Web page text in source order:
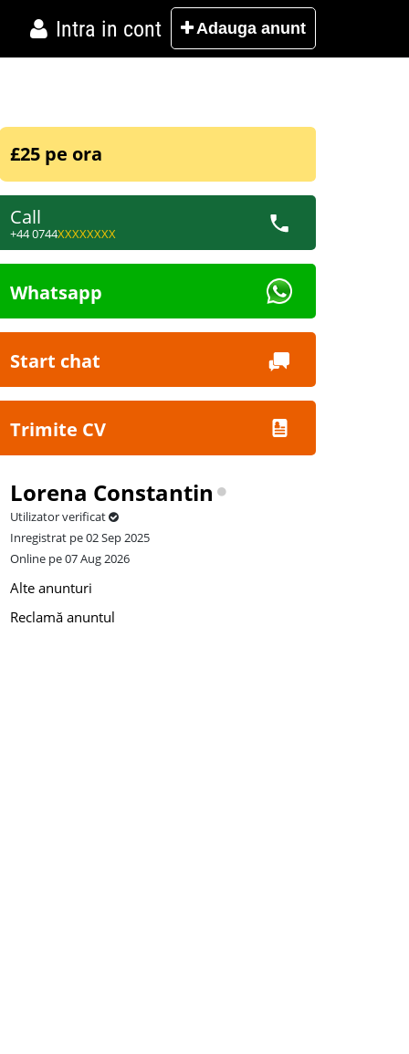
Intra in cont Adauga anunt
£25 pe ora
Call
+44 0744XXXXXXXX
Whatsapp
Start chat
Trimite CV
Lorena Constantin
Utilizator verificat
Inregistrat pe 02 Sep 2025
Online pe 07 Aug 2026
Alte anunturi
Reclamă anuntul